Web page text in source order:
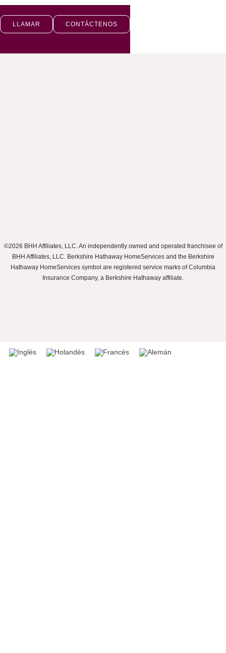
LLAMAR CONTÁCTENOS
©2026 BHH Affiliates, LLC. An independently owned and operated franchisee of
BHH Affiliates, LLC. Berkshire Hathaway HomeServices and the Berkshire
Hathaway HomeServices symbol are registered service marks of Columbia
Insurance Company, a Berkshire Hathaway affiliate.